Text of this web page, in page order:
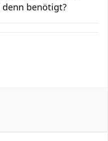
benötigt?